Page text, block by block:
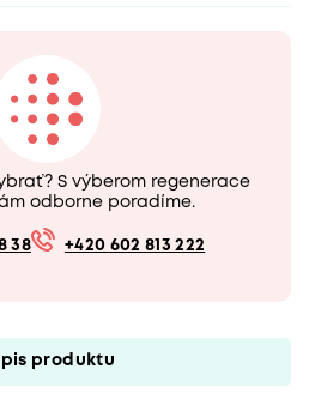
S výberom regenerace
odborne poradíme.
38 +420 602 813 222
produktu